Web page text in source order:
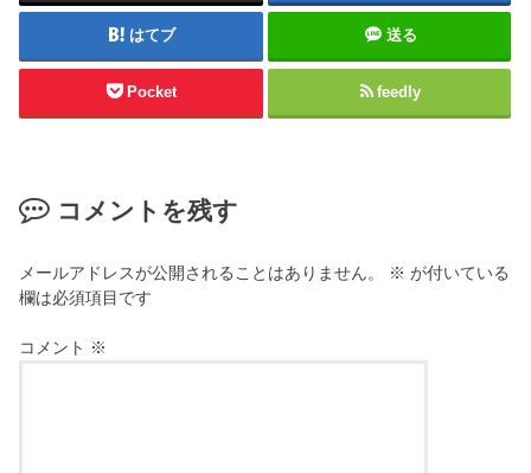
はてブ 送る
Pocket feedly
コメントを残す
メールアドレスが公開されることはありません。 ※ が付いている
欄は必須項目です
コメント ※